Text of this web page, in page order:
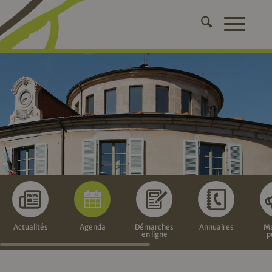
Actualités Agenda
Démarches
en ligne
Annuaires